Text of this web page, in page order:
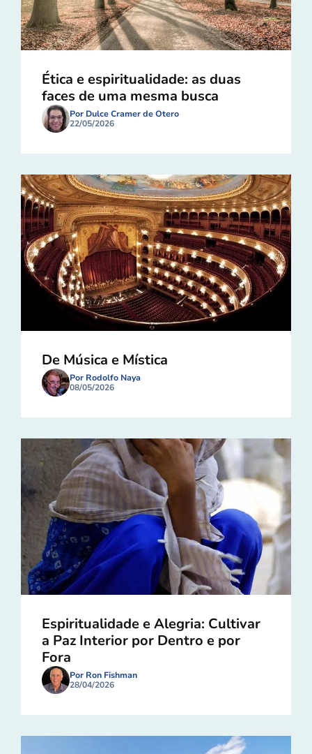
Ética e espiritualidade: as duas
faces de uma mesma busca
Por Dulce Cramer de Otero
22/05/2026
De Música e Mística
Por Rodolfo Naya
08/05/2026
Espiritualidade e Alegria: Cultivar
a Paz Interior por Dentro e por
Fora
Por Ron Fishman
28/04/2026